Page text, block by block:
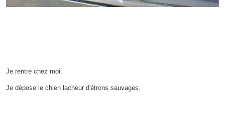
Je rentre chez moi.
Je dépose le chien lacheur d'étrons sauvages.